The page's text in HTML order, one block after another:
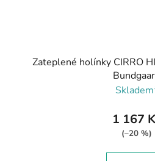
Zateplené holínky CIRRO
1 167
(–20 %)